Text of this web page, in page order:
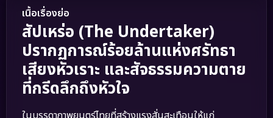
เนื้อเรื่องย่อ
สัปเหร่อ (The Undertaker)
ปรากฏการณ์ร้อยล้านแห่งศรัทธา
เสียงหัวเราะ และสัจธรรมความตาย
ที่กรีดลึกถึงหัวใจ